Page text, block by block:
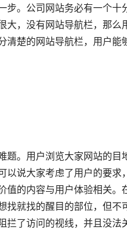
。公司网站务必有一个十
大，没有网站导航栏，那
楚的网站导航栏，用户能
。用户浏览大家网站的目
以说大家考虑了用户的要
值的内容与用户体验相关
找就找的醒目的部位，但
了访问的视线，并且没法